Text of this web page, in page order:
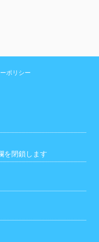
ポリシー
を閉鎖します